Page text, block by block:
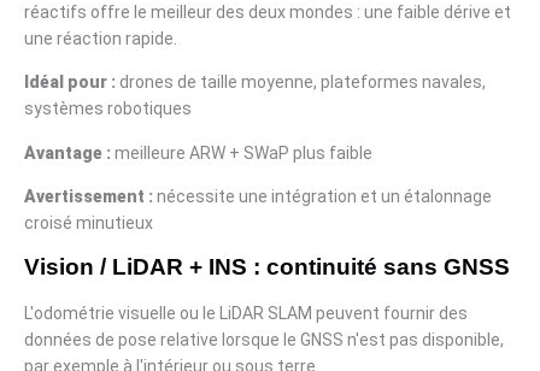
réactifs offre le meilleur des deux mondes : une faible dérive et
une réaction rapide.
Idéal pour : drones de taille moyenne, plateformes navales,
systèmes robotiques
Avantage : meilleure ARW + SWaP plus faible
Avertissement : nécessite une intégration et un étalonnage
croisé minutieux
Vision / LiDAR + INS : continuité sans GNSS
L'odométrie visuelle ou le LiDAR SLAM peuvent fournir des
données de pose relative lorsque le GNSS n'est pas disponible,
par exemple à l'intérieur ou sous terre.